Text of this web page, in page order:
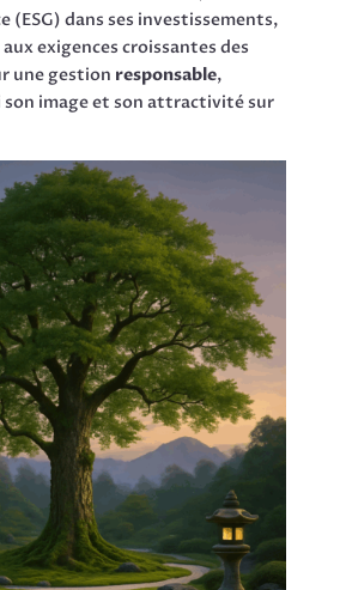
(ESG) dans ses investissements,
exigences croissantes des
une gestion responsable,
image et son attractivité sur